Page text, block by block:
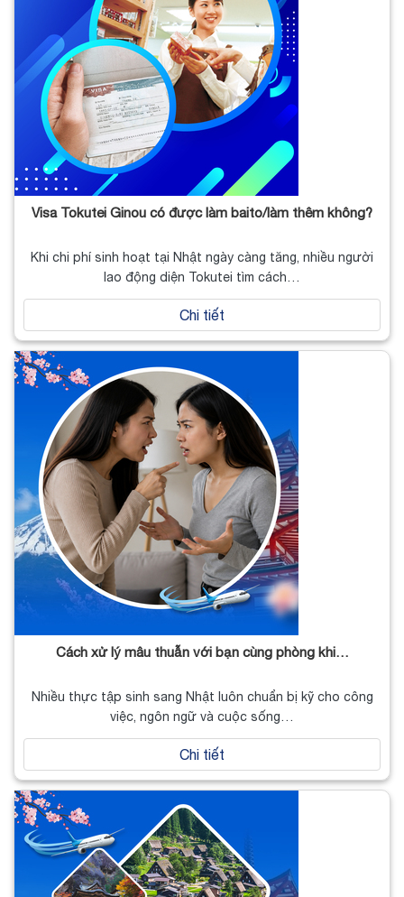
Visa Tokutei Ginou có được làm baito/làm thêm không?
Khi chi phí sinh hoạt tại Nhật ngày càng tăng, nhiều người
lao động diện Tokutei tìm cách…
Chi tiết
Cách xử lý mâu thuẫn với bạn cùng phòng khi…
Nhiều thực tập sinh sang Nhật luôn chuẩn bị kỹ cho công
việc, ngôn ngữ và cuộc sống…
Chi tiết